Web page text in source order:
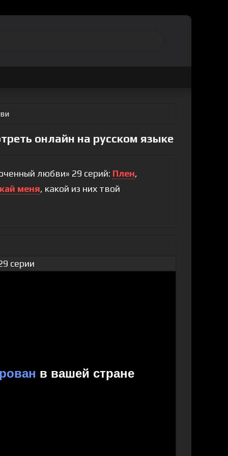
онлайн на русском языке
любви» 29 серий: Плен,
меня, какой из них твой
серии